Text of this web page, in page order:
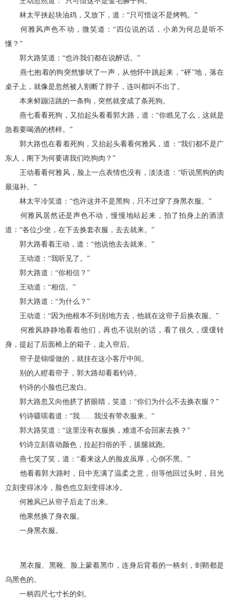
林太平挟起块油鸡，又放下，道：“只可惜这不是烤鸭。”
何雅风声色不动，微笑道：“四位说的话，小弟为何总是听不
懂？”
郭大路笑道：“也许我们都在说醉话。”
燕七抱着的狗突然惨吠了一声，从他怀中跳起来，“砰”地，落在
桌子上，就像是忽然被人割断了脖子，连叫都叫不出了。
本来鲜蹦活跳的一条狗，突然就变成了条死狗。
燕七看看死狗，又抬起头看看郭大路，道：“你瞧见了么，这就是
急着要喝酒的榜样。”
郭大路也在看着死狗，又抬起头看看何雅风，道：“我们都不是广
东人，阁下为何要请我们吃狗肉？”
王动看看何雅风，脸上一点表情也没有，淡淡道：“听说黑狗的肉
最滋补。”
林太平冷笑道：“也许这并不是黑狗，只不过穿了身黑衣服。”
何雅风居然还是声色不动，慢慢地站起来，拍了拍身上的酒渍
道：“各位少坐，在下去换套衣服，去去就来。”
郭大路看着王动，道：“他说他去去就来。”
王动道：“我听见了。”
郭大路道：“你相信？”
王动道：“相信。”
郭大路道：“为什么？”
王动道：“因为他根本不到别地方去，他就在这帘子后换衣服。”
何雅风静静地看着他们，再也不说别的话，看了很久，缓缓转
身，提起了后面椅上的箱子，走入帘后。
帘子是锦缎做的，就挂在这小客厅中间。
别的人瞪着帘子，郭大路却看着钓诗。
钓诗的小脸也已发白。
郭大路忽又向他挤了挤眼睛，笑道：“你们为什么不去换衣服？”
钓诗嗫嚅着道：“我……我没有带衣服来。”
郭大路笑道：“这里没有衣服换，难道不会回家去换？”
钓诗立刻喜动颜色，拉起扫俗的手，拔腿就跑。
燕七笑了笑，道：“看来这人的脸皮虽厚，心倒不黑。”
他看着郭大路时，目中充满了温柔之意，但等他回过头时，目光
立刻变得冰冷，脸色也立刻变得冰冷。
何雅风已从帘子后走了出来。
他果然换了身衣服。
一身黑衣服。
黑衣服、黑靴、脸上蒙着黑巾，连身后背着的一柄剑，剑鞘都是
乌黑色的。
一柄四尺七寸长的剑。